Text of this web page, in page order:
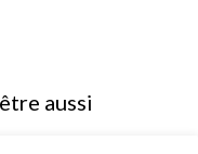
aussi